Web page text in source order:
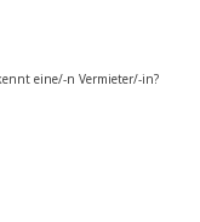
eine/-n Ver­mie­ter/-in?